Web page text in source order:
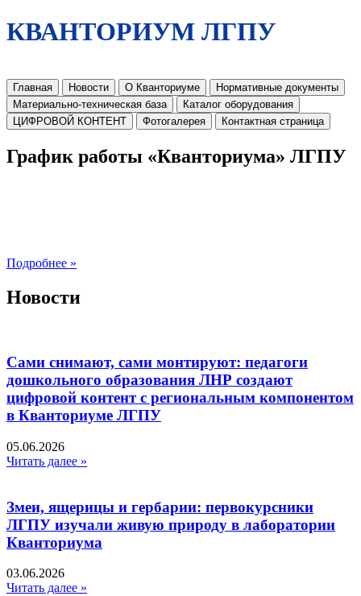
КВАНТОРИУМ ЛГПУ
Главная Новости О Кванториуме
Нормативные документы
Материально-техническая база
Каталог оборудования
ЦИФРОВОЙ КОНТЕНТ
Фотогалерея Контактная страница
График работы «Кванториума» ЛГПУ
Подробнее »
Новости
Сами снимают, сами монтируют: педагоги
дошкольного образования ЛНР создают
цифровой контент с региональным компонентом
в Кванториуме ЛГПУ​
05.06.2026
Читать далее »
Змеи, ящерицы и гербарии: первокурсники
ЛГПУ изучали живую природу в лаборатории
Кванториума
03.06.2026
Читать далее »